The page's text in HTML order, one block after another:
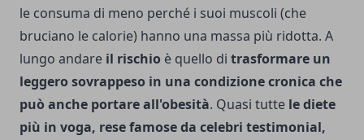
le consuma di meno perché i suoi muscoli (che
bruciano le calorie) hanno una massa più ridotta. A
lungo andare il rischio è quello di trasformare un
leggero sovrappeso in una condizione cronica che
può anche portare all'obesità. Quasi tutte le diete
più in voga, rese famose da celebri testimonial,